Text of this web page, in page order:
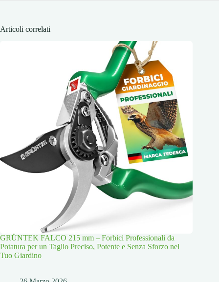
Articoli correlati
GRÜNTEK FALCO 215 mm – Forbici Professionali da
Potatura per un Taglio Preciso, Potente e Senza Sforzo nel
Tuo Giardino